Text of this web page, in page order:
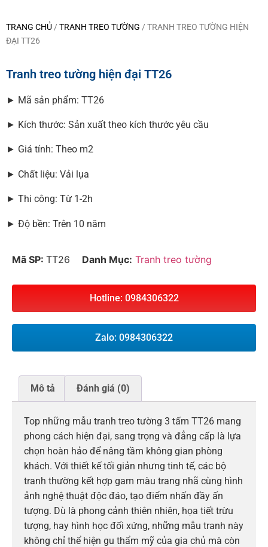
TRANG CHỦ / TRANH TREO TƯỜNG / TRANH TREO TƯỜNG HIỆN
ĐẠI TT26
Tranh treo tường hiện đại TT26
► Mã sản phẩm: TT26
► Kích thước: Sản xuất theo kích thước yêu cầu
► Giá tính: Theo m2
► Chất liệu: Vải lụa
► Thi công: Từ 1-2h
► Độ bền: Trên 10 năm
Mã SP: TT26 Danh Mục: Tranh treo tường
Hotline: 0984306322
Zalo: 0984306322
Mô tả Đánh giá (0)
Top những mẫu tranh treo tường 3 tấm TT26 mang
phong cách hiện đại, sang trọng và đẳng cấp là lựa
chọn hoàn hảo để nâng tầm không gian phòng
khách. Với thiết kế tối giản nhưng tinh tế, các bộ
tranh thường kết hợp gam màu trang nhã cùng hình
ảnh nghệ thuật độc đáo, tạo điểm nhấn đầy ấn
tượng. Dù là phong cảnh thiên nhiên, họa tiết trừu
tượng, hay hình học đối xứng, những mẫu tranh này
không chỉ thể hiện gu thẩm mỹ của gia chủ mà còn